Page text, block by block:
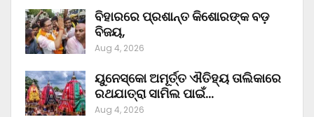
ବିହାରରେ ପ୍ରଶାନ୍ତ କିଶୋରଙ୍କ ବଡ଼
ବିଜୟ,
Aug 4, 2026
ୟୁନେସ୍କୋ ଅମୂର୍ତ୍ତ ଐତିହ୍ୟ ତାଲିକାରେ
ରଥଯାତ୍ରା ସାମିଲ ପାଇଁ…
Aug 4, 2026